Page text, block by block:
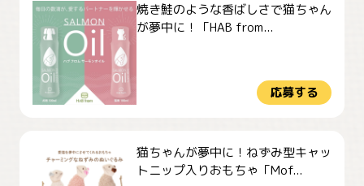
焼き鮭のような香ばしさで猫ちゃん
が夢中に！「HAB from...
応募する
猫ちゃんが夢中に！ねずみ型キャッ
トニップ入りおもちゃ「Mof...